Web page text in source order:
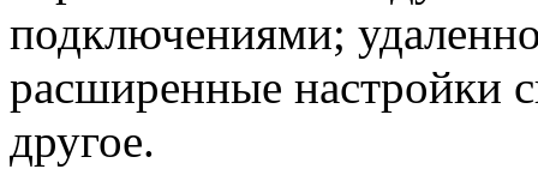
подключениями;
расширенные настройки
другое.